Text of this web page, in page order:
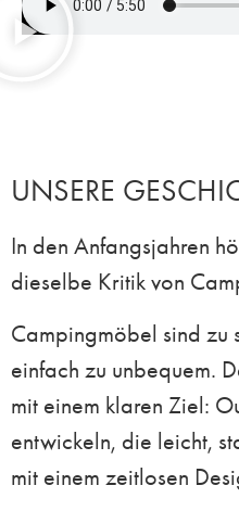
UNSERE
In den Anfangsjahren
dieselbe Kritik von
Campingmöbel sind zu
einfach zu unbequem.
mit einem klaren Ziel:
entwickeln, die leicht,
mit einem zeitlosen